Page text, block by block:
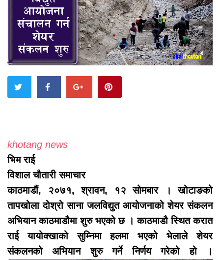
khotang news
भिम राई
विशाल चौतारी समाचार
काठमाडौं, २०७१, श्रावन, १२ सोमबार ।
खोटाङको
तापखोला दोश्रो साना जलविद्युत आयोजनाको शेयर संकलन
अभियान काठमाडौमा शुरु भएको छ । काठमाडौ स्थित करात
राई यायोक्खाको सुम्निमा हलमा भएको भेलाले शेयर
संकलनको अभियान शुरु गर्ने निर्णय गरेको हो ।